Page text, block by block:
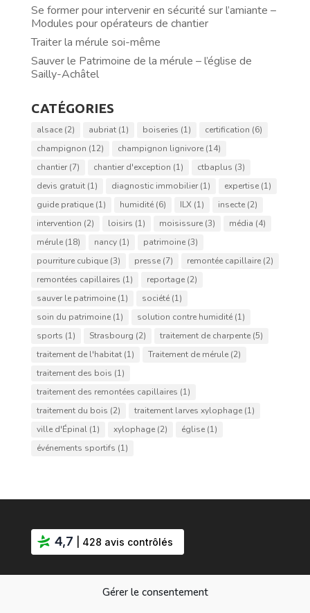
Gérer le consentement
Se former pour intervenir en sécurité sur l’amiante –
Modules pour opérateurs de chantier
Traiter la mérule soi-même
Sauver le Patrimoine de la mérule – l’église de
Sailly-Achâtel
CATÉGORIES
alsace(2) aubriat(1) boiseries (1) certification (6)
champignon (12) champignon lignivore(14)
chantier(7) chantier d'exception (1) ctbaplus (3)
devis gratuit(1) diagnostic immobilier(1) expertise(1)
guide pratique(1) humidité(6) ILX(1) insecte(2)
intervention (2) loisirs (1) moisissure(3) média (4)
mérule(18) nancy(1) patrimoine(3)
pourriture cubique(3) presse(7) remontée capillaire(2)
remontées capillaires (1) reportage(2)
sauver le patrimoine(1) société(1)
soin du patrimoine(1) solution contre humidité(1)
sports (1) Strasbourg (2) traitement de charpente(5)
traitement de l'habitat(1) Traitement de mérule(2)
traitement des bois (1)
traitement des remontées capillaires (1)
traitement du bois (2) traitement larves xylophage(1)
ville d'Épinal(1) xylophage(2) église(1)
événements sportifs (1)
4,7 | 428 avis contrôlés